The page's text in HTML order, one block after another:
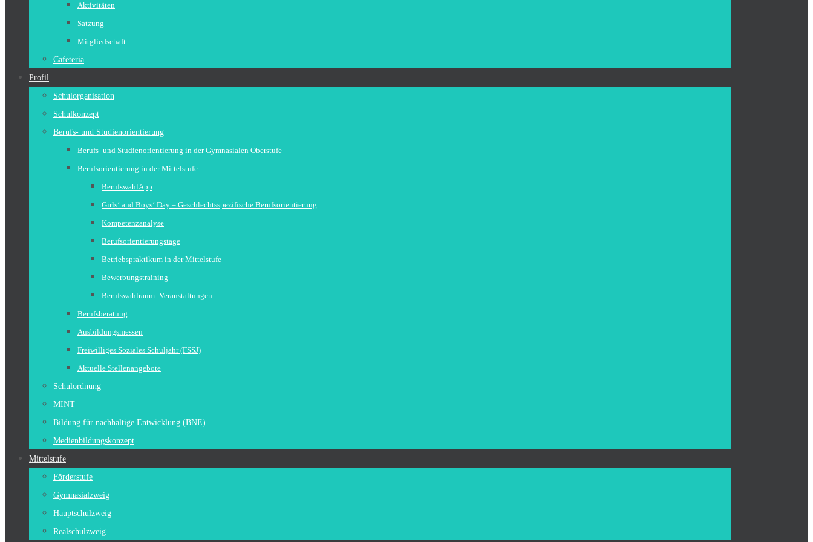
Aktivitäten
Satzung
Mitgliedschaft
Cafeteria
Profil
Schulorganisation
Schulkonzept
Berufs- und Studienorientierung
Berufs- und Studienorientierung in der Gymnasialen Oberstufe
Berufsorientierung in der Mittelstufe
BerufswahlApp
Girls‘ and Boys‘ Day – Geschlechtsspezifische Berufsorientierung
Kompetenzanalyse
Berufsorientierungstage
Betriebspraktikum in der Mittelstufe
Bewerbungstraining
Berufswahlraum- Veranstaltungen
Berufsberatung
Ausbildungsmessen
Freiwilliges Soziales Schuljahr (FSSJ)
Aktuelle Stellenangebote
Schulordnung
MINT
Bildung für nachhaltige Entwicklung (BNE)
Medienbildungskonzept
Mittelstufe
Förderstufe
Gymnasialzweig
Hauptschulzweig
Realschulzweig